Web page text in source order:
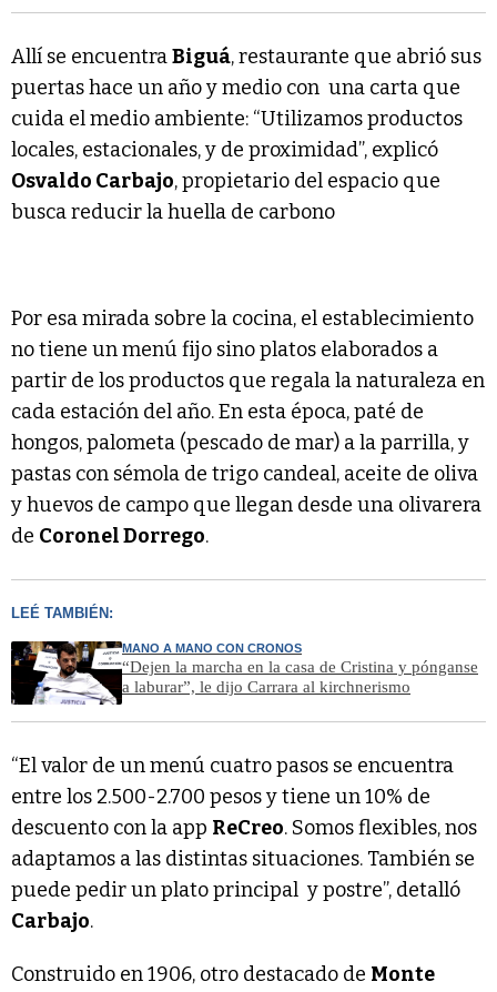
Allí se encuentraBiguá, restaurante que abrió sus
puertas hace un año y medio con una carta que
cuida el medio ambiente: “Utilizamos productos
locales, estacionales, y de proximidad”, explicó
Osvaldo Carbajo, propietario del espacio que
busca reducir la huella de carbono
Por esa mirada sobre la cocina, el establecimiento
no tiene un menú fijo sino platos elaborados a
partir de los productos que regala la naturaleza en
cada estación del año. En esta época, paté de
hongos, palometa (pescado de mar) a la parrilla, y
pastas con sémola de trigo candeal, aceite de oliva
y huevos de campo que llegan desde una olivarera
de Coronel Dorrego.
LEÉ TAMBIÉN:
MANO A MANO CON CRONOS
“Dejen la marcha en la casa de Cristina y pónganse
a laburar”, le dijo Carrara al kirchnerismo
“El valor de un menú cuatro pasos se encuentra
entre los 2.500-2.700 pesos y tiene un 10% de
descuento con la app ReCreo. Somos flexibles, nos
adaptamos a las distintas situaciones. También se
puede pedir un plato principal y postre”, detalló
Carbajo.
Construido en 1906, otro destacado de Monte